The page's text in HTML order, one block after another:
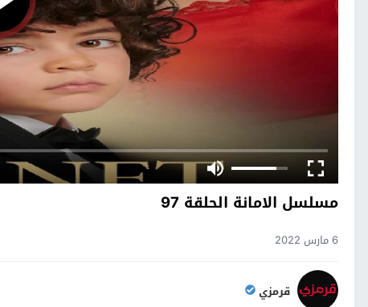
مسلسل الامانة الحلقة 97
6 مارس 2022
قرمزي